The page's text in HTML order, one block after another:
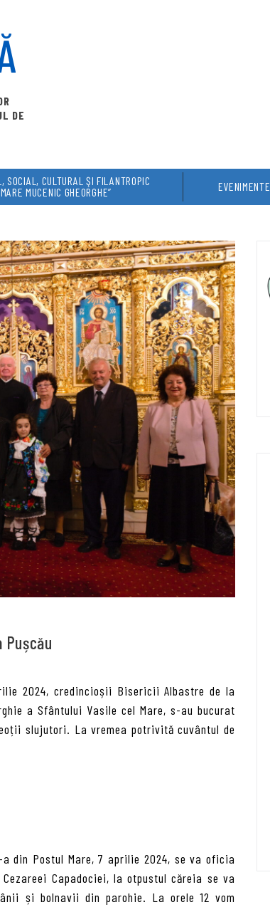
DE
SOCIAL, CULTURAL ŞI FILANTROPIC
MUCENIC GHEORGHE”
EVENIMENTE
Pușcău
2024, credincioșii Bisericii Albastre de la
a Sfântului Vasile cel Mare, s-au bucurat
slujutori. La vremea potrivită cuvântul de
din Postul Mare, 7 aprilie 2024, se va oficia
Capadociei, la otpustul căreia se va
și bolnavii din parohie. La orele 12 vom